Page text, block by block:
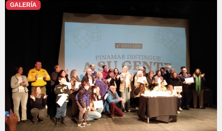
GALERÍA